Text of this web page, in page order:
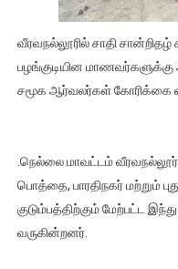
வீரவநல்லூரில் சாதி சான்றிதழ்
பழங்குடியின
சமூக ஆர்வலர்கள் கோரிக்கை
.நெல்லை மாவட்டம் வீரவநல்லூர்
பொத்தை, பாரதிநகர் மற்றும்
குடும்பத்திற்கும் மேற்பட்ட
வருகின்றனர்.